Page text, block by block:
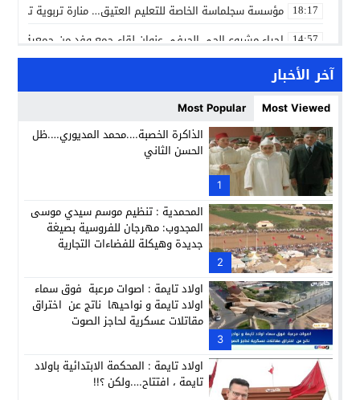
18:17 مؤسسة سجلماسة الخاصة للتعليم العتيق… منارة تربوية تجمع
14:57 إحياء مشروع الحي الحرفي عنوان لقاء جمع وفد من جمعية
14:24 بن كيران يهاجم “البام”: “حزب الفساد وقياداته انتهى
كمال محرر يقود استئنافية تارودانت: مسار قضائي راسخ ورؤية
11:05 حبشان وكيلاً عاماً بتارودانت: ترقية جديدة في الحركة القضائية
21:28 حزب الديمقراطيين الجدد يؤسس منظمتي شباب ونساء الصحراء
13:37 عطش أولاد تايمة وسياسة “الحبة والقبة”: هل أصبح الماء إنجازاً
آخر الأخبار
Most Viewed
Most Popular
1
الذاكرة الخصبة….محمد المديوري….ظل
الحسن الثاني
2
المحمدية : تنظيم موسم سيدي موسى
المجدوب: مهرجان للفروسية بصيغة
جديدة وهيكلة للفضاءات التجارية
3
اولاد تايمة : اصوات مرعبة فوق سماء
اولاد تايمة و نواحيها ناتج عن اختراق
مقاتلات عسكرية لحاجز الصوت
اولاد تايمة : المحكمة الابتدائية باولاد
تايمة ، افتتاح….ولكن ؟!!